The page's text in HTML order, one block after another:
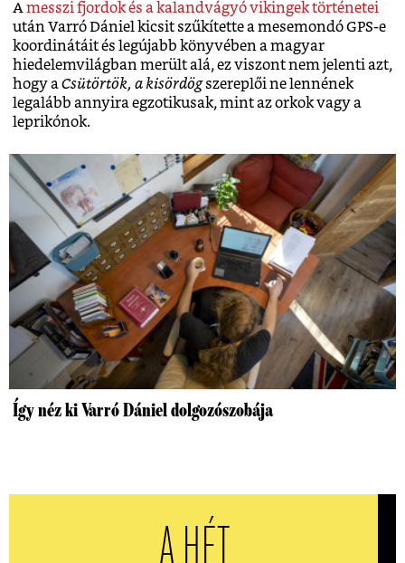
Amesszi fjordok és a kalandvágyó vikingek történetei
után Varró Dániel kicsit szűkítette a mesemondó GPS-e
koordinátáit és legújabb könyvében a magyar
hiedelemvilágban merült alá, ez viszont nem jelenti azt,
hogy aCsütörtök, a kisördögszereplői ne lennének
legalább annyira egzotikusak, mint az orkok vagy a
leprikónok.
Így néz ki Varró Dániel dolgozószobája
A HÉT